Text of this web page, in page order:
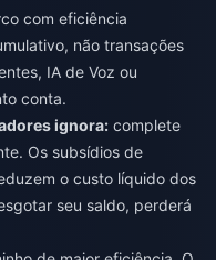
com eficiência
não transações
IA de Voz ou
conta.
ignora: complete
Os subsídios de
o custo líquido dos
seu saldo, perderá